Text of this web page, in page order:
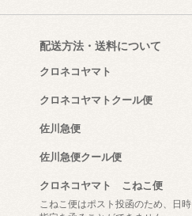
配送方法・送料について
クロネコヤマト
クロネコヤマトクール便
佐川急便
佐川急便クール便
クロネコヤマト こねこ便
こねこ便はポスト投函のため、日時